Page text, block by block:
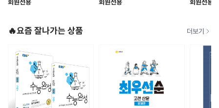
회원전용 회원전용 회원전용
🔥요즘 잘나가는 상품 더보기